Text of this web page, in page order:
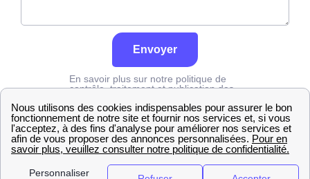
Envoyer
En savoir plus sur notre politique de
contrôle, traitement et publication des
Engie Charente Barro